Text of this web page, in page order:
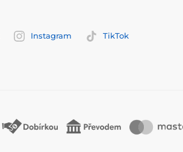
Instagram
TikTok